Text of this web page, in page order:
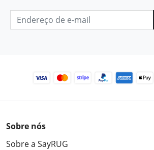
Sobre nós
Sobre a SayRUG